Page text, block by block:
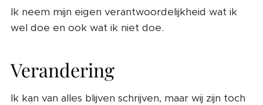
Ik neem mijn eigen verantwoordelijkheid wat ik
wel doe en ook wat ik niet doe.
Verandering
Ik kan van alles blijven schrijven, maar wij zijn toch